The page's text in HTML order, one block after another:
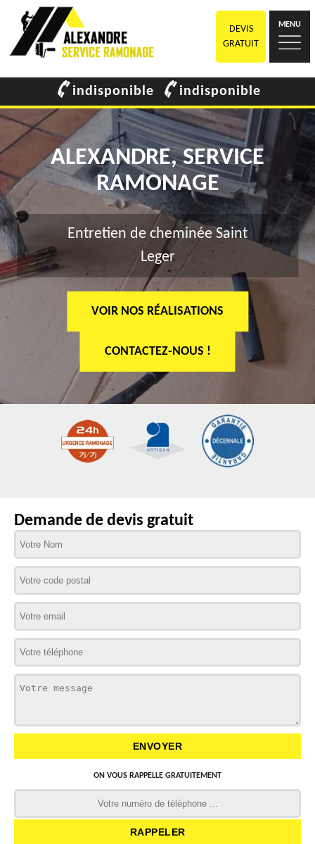
DEVIS
GRATUIT
MENU
indisponible indisponible
ALEXANDRE, SERVICE
RAMONAGE
Entretien de cheminée Saint
Leger
VOIR NOS RÉALISATIONS
CONTACTEZ-NOUS !
Demande de devis gratuit
ON VOUS RAPPELLE GRATUITEMENT